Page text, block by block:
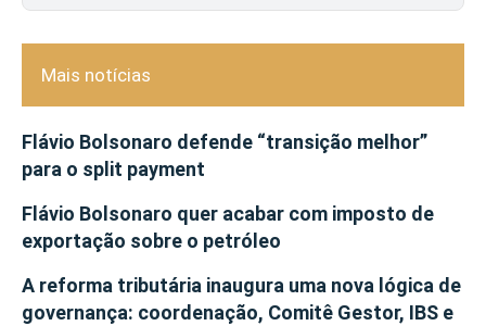
Mais notícias
Flávio Bolsonaro defende “transição melhor”
para o split payment
Flávio Bolsonaro quer acabar com imposto de
exportação sobre o petróleo
A reforma tributária inaugura uma nova lógica de
governança: coordenação, Comitê Gestor, IBS e